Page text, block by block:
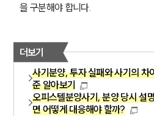
을 구분해야 합니다.
더보기
사기분양, 투자 실패와 사기의 차
준 알아보기
오피스텔분양사기, 분양 당시 설
면 어떻게 대응해야 할까?